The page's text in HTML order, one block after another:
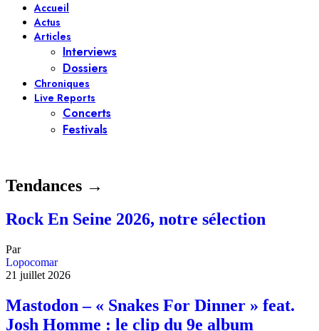
Accueil
Actus
Articles
Interviews
Dossiers
Chroniques
Live Reports
Concerts
Festivals
Tendances →
Rock En Seine 2026, notre sélection
Par
Lopocomar
21 juillet 2026
Mastodon – « Snakes For Dinner » feat.
Josh Homme : le clip du 9e album